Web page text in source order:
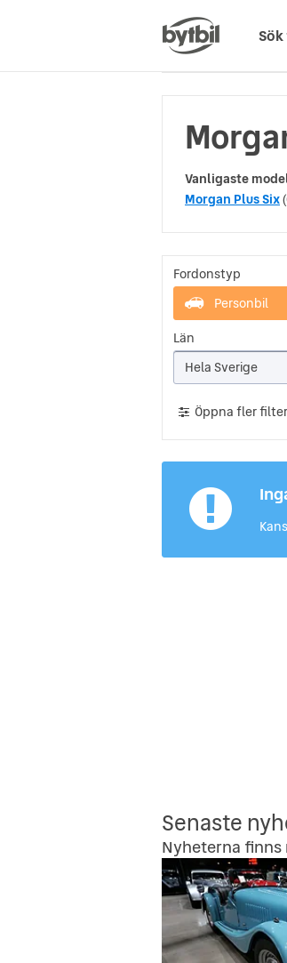
Vanligaste
Morgan Plus Six
Fordonstyp
Personbil
Län
Hela Sverige
Öppna fler filter
Senaste
Nyheterna finns